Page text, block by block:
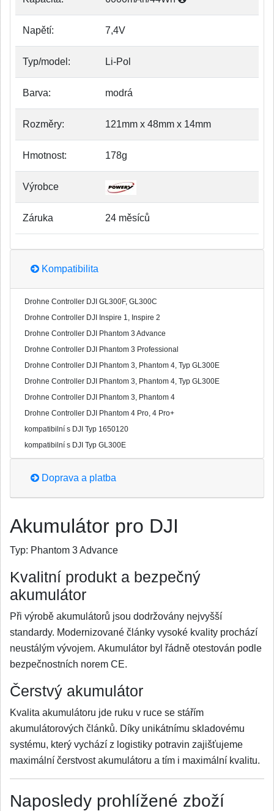
Napětí: 7,4V
Typ/model: Li-Pol
Barva: modrá
Rozměry: 121mm x 48mm x 14mm
Hmotnost: 178g
Výrobce
Záruka 24 měsíců
Kompatibilita
Drohne Controller DJI GL300F, GL300C
Drohne Controller DJI Inspire 1, Inspire 2
Drohne Controller DJI Phantom 3 Advance
Drohne Controller DJI Phantom 3 Professional
Drohne Controller DJI Phantom 3, Phantom 4, Typ GL300E
Drohne Controller DJI Phantom 3, Phantom 4, Typ GL300E
Drohne Controller DJI Phantom 3, Phantom 4
Drohne Controller DJI Phantom 4 Pro, 4 Pro+
kompatibilní s DJI Typ 1650120
kompatibilní s DJI Typ GL300E
Doprava a platba
Akumulátor pro DJI
Typ: Phantom 3 Advance
Kvalitní produkt a bezpečný
akumulátor
Při výrobě akumulátorů jsou dodržovány nejvyšší
standardy. Modernizované články vysoké kvality prochází
neustálým vývojem. Akumulátor byl řádně otestován podle
bezpečnostních norem CE.
Čerstvý akumulátor
Kvalita akumulátoru jde ruku v ruce se stářím
akumulátorových článků. Díky unikátnímu skladovému
systému, který vychází z logistiky potravin zajišťujeme
maximální čerstvost akumulátoru a tím i maximální kvalitu.
Naposledy prohlížené zboží